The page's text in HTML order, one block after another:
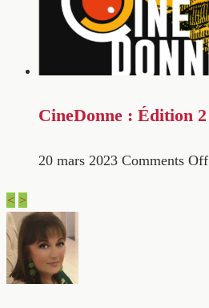
CineDonne : Édition 2
20 mars 2023 Comments Off
< >